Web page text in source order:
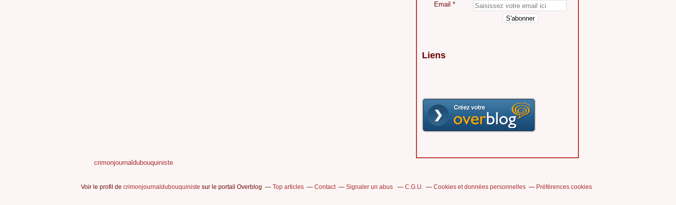
Email
Liens
crimonjournaldubouquiniste
Voir le profil de crimonjournaldubouquiniste sur le portail Overblog Top articles Contact Signaler un abus C.G.U. Cookies et données personnelles Préférences cookies